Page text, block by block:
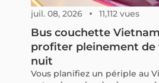
juil. 08, 2026 11,112 vues
Bus couchette
profiter pleinement de
nuit
Vous planifiez un périple au